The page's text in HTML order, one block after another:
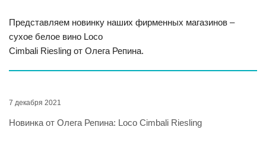
Представляем новинку наших фирменных магазинов –
сухое белое вино Loco
Cimbali Riesling от Олега Репина.
7 декабря 2021
Новинка от Олега Репина: Loco Cimbali Riesling